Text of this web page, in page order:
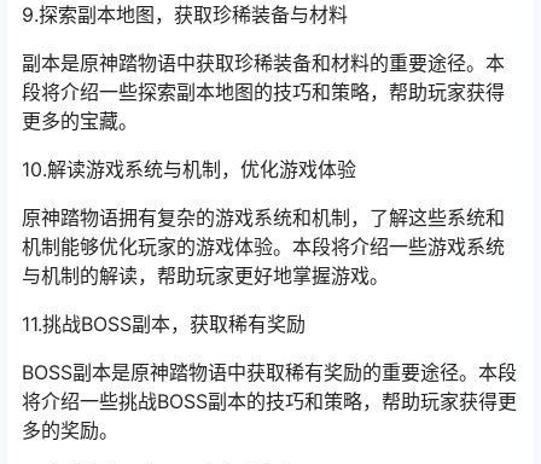
9.探索副本地图，获取珍稀装备与材料
副本是原神踏物语中获取珍稀装备和材料的重要途径。本
段将介绍一些探索副本地图的技巧和策略，帮助玩家获得
更多的宝藏。
10.解读游戏系统与机制，优化游戏体验
原神踏物语拥有复杂的游戏系统和机制，了解这些系统和
机制能够优化玩家的游戏体验。本段将介绍一些游戏系统
与机制的解读，帮助玩家更好地掌握游戏。
11.挑战BOSS副本，获取稀有奖励
BOSS副本是原神踏物语中获取稀有奖励的重要途径。本段
将介绍一些挑战BOSS副本的技巧和策略，帮助玩家获得更
多的奖励。